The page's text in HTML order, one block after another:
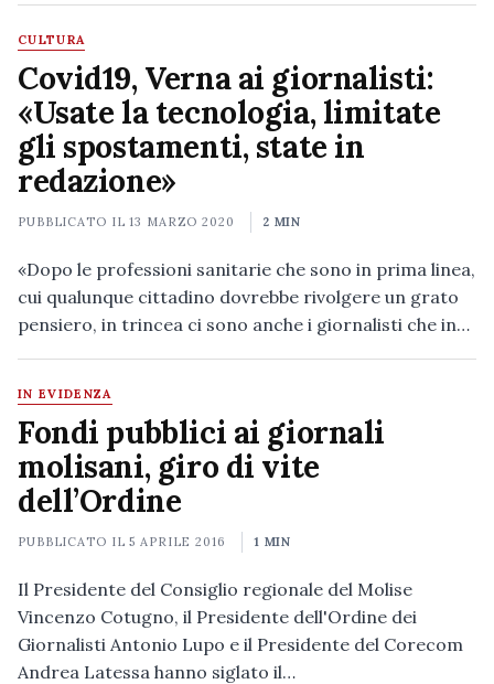
CULTURA
Covid19, Verna ai giornalisti:
«Usate la tecnologia, limitate
gli spostamenti, state in
redazione»
PUBBLICATO IL13 MARZO 2020 2 MIN
«Dopo le professioni sanitarie che sono in prima linea,
cui qualunque cittadino dovrebbe rivolgere un grato
pensiero, in trincea ci sono anche i giornalisti che in…
IN EVIDENZA
Fondi pubblici ai giornali
molisani, giro di vite
dell’Ordine
PUBBLICATO IL5 APRILE 2016 1 MIN
Il Presidente del Consiglio regionale del Molise
Vincenzo Cotugno, il Presidente dell'Ordine dei
Giornalisti Antonio Lupo e il Presidente del Corecom
Andrea Latessa hanno siglato il…